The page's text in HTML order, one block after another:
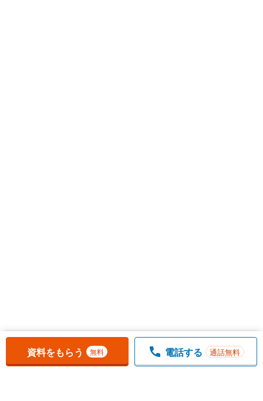
お気に入りに追加しました。 一覧を開く
資料をもらう 無料 電話する 通話無料